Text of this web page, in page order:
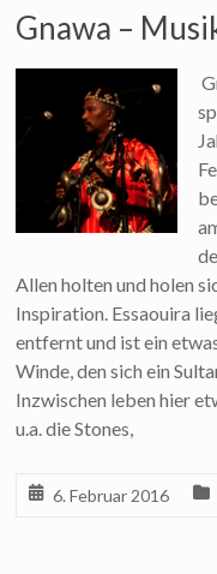
Gnawa –
Allen holten und holen
Inspiration. Essaouira
entfernt und ist ein
Winde, den sich ein
Inzwischen leben hier
u.a. die Stones,
6. Februar 2016